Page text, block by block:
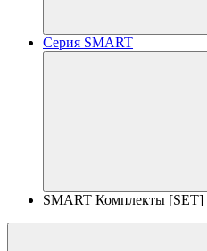
Серия SMART
SMART Комплекты [SET]